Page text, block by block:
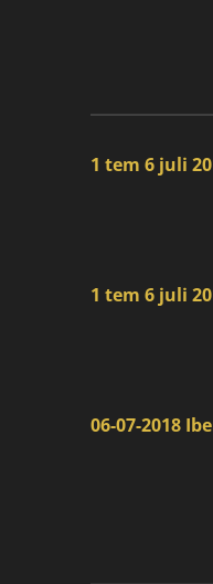
1 tem 6 juli
1 tem 6 juli
06-07-2018